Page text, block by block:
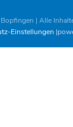
| Alle
Einstellungen